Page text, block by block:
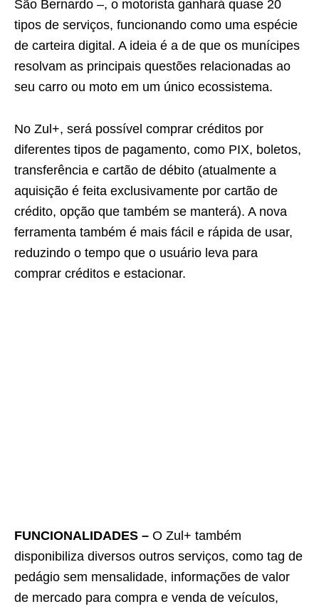
São Bernardo –, o motorista ganhará quase 20
tipos de serviços, funcionando como uma espécie
de carteira digital. A ideia é a de que os munícipes
resolvam as principais questões relacionadas ao
seu carro ou moto em um único ecossistema.
No Zul+, será possível comprar créditos por
diferentes tipos de pagamento, como PIX, boletos,
transferência e cartão de débito (atualmente a
aquisição é feita exclusivamente por cartão de
crédito, opção que também se manterá). A nova
ferramenta também é mais fácil e rápida de usar,
reduzindo o tempo que o usuário leva para
comprar créditos e estacionar.
FUNCIONALIDADES – O Zul+ também
disponibiliza diversos outros serviços, como tag de
pedágio sem mensalidade, informações de valor
de mercado para compra e venda de veículos,